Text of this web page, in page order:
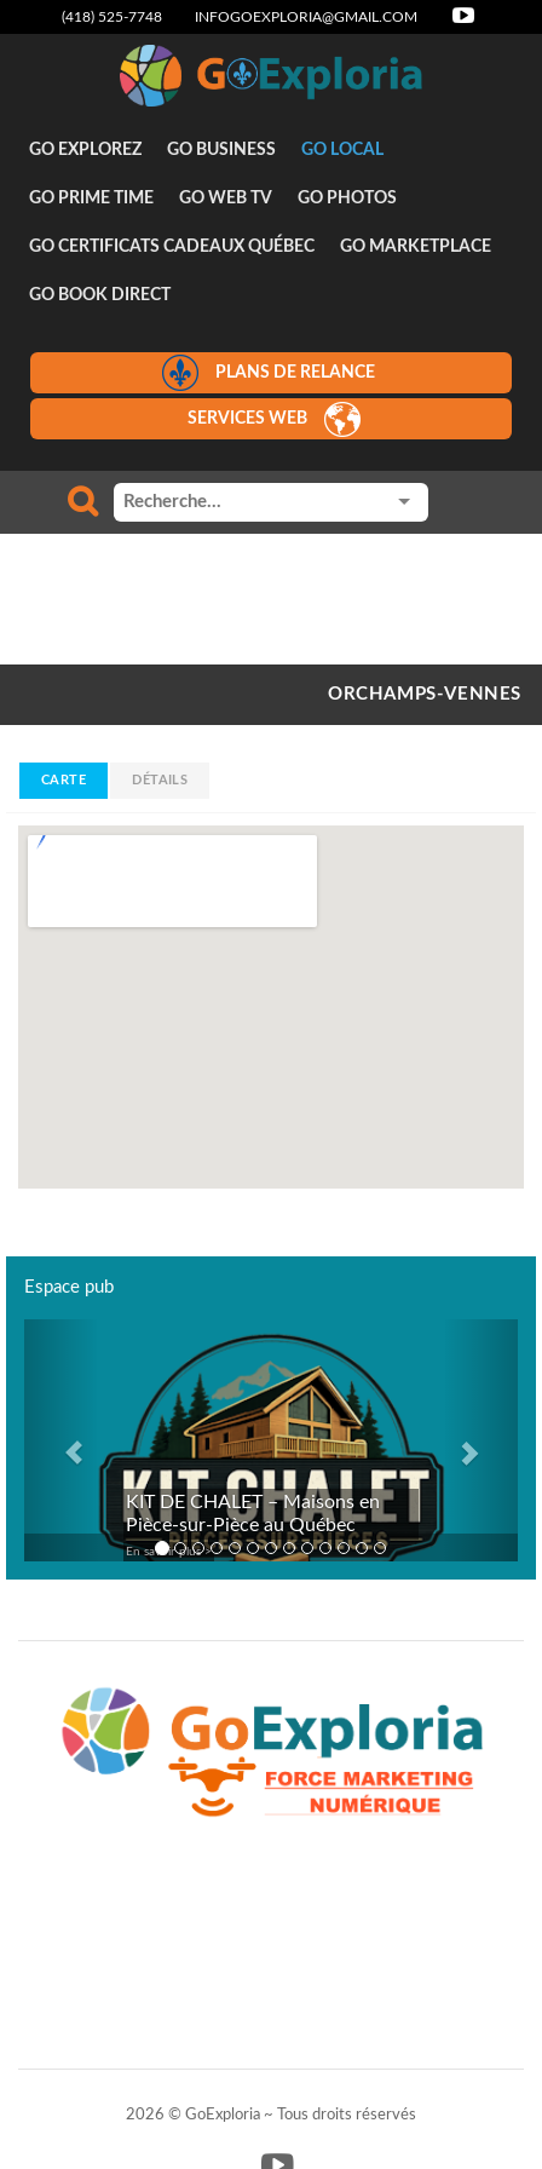
(418) 525-7748 INFOGOEXPLORIA@GMAIL.COM
GO EXPLOREZ GO BUSINESS GO LOCAL
GO PRIME TIME GO WEB TV GO PHOTOS
GO CERTIFICATS CADEAUX QUÉBEC GO MARKETPLACE
GO BOOK DIRECT
PLANS DE RELANCE
SERVICES WEB
ORCHAMPS-VENNES
CARTE DÉTAILS
Espace pub
KIT DE CHALET – Maisons en
Pièce-sur-Pièce au Québec
En savoir plus >
2026 © GoExploria ~ Tous droits réservés